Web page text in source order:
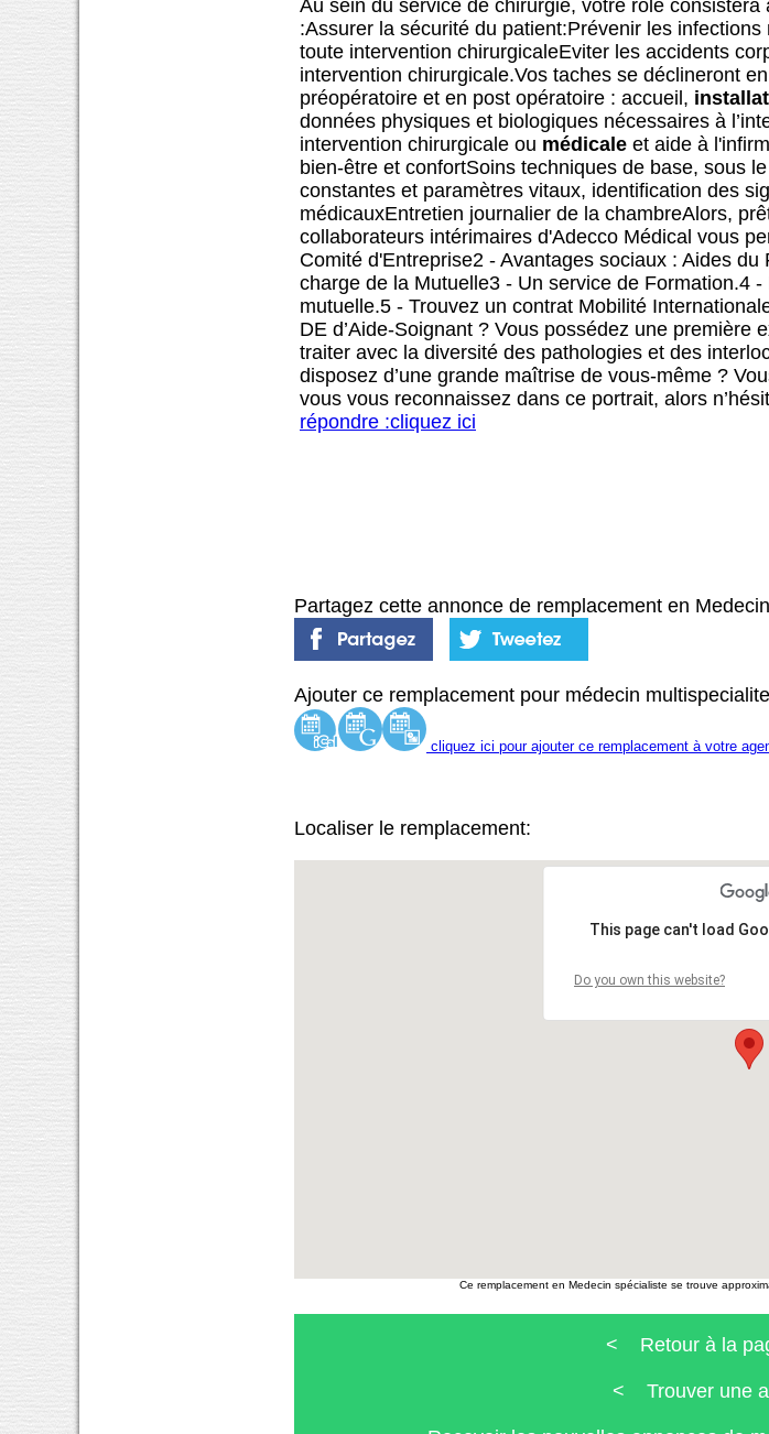
Au sein du service de chirurgie, votre rôle
:Assurer la sécurité du patient:Prévenir les
toute intervention chirurgicaleEviter les accidents
intervention chirurgicale.Vos taches se déclineront
préopératoire et en post opératoire : accueil,
données physiques et biologiques nécessaires à
intervention chirurgicale ou médical e et aide à
bien-être et confortSoins techniques de base, sous
constantes et paramètres vitaux, identification des
médicauxEntretien journalier de la chambreAlors,
collaborateurs intérimaires d'Adecco Médical vous
Comité d'Entreprise2 - Avantages sociaux : Aides
charge de la Mutuelle3 - Un service de Formation.4
mutuelle.5 - Trouvez un contrat Mobilité
DE d’Aide-Soignant ? Vous possédez une
traiter avec la diversité des pathologies et des
disposez d’une grande maîtrise de vous-même ?
vous vous reconnaissez dans ce portrait, alors
répondre :cliquez ici
Partagez cette annonce de remplacement en
Ajouter ce remplacement pour médecin
cliquez ici pour ajouter ce remplacement à votre
Localiser le remplacement:
This page can't load
Do you own this website?
Ce remplacement en Medecin spécialiste se trouve
< Retour à la
< Trouver une